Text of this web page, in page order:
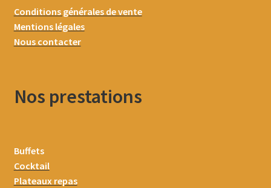
Conditions générales de vente
Mentions légales
Nous contacter
Nos prestations
Buffets
Cocktail
Plateaux repas